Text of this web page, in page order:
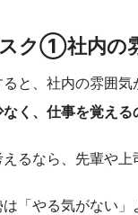
ク①社内の
と、社内の雰囲気
く、仕事を覚える
るなら、先輩や
「やる気がない